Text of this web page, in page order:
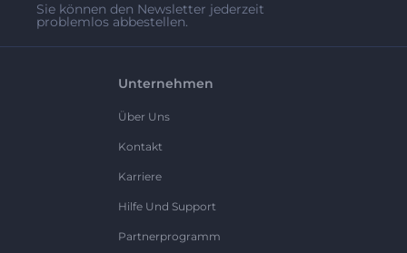
Sie können den Newsletter jederzeit
problemlos abbestellen.
Unternehmen
Über Uns
Kontakt
Karriere
Hilfe Und Support
Partnerprogramm